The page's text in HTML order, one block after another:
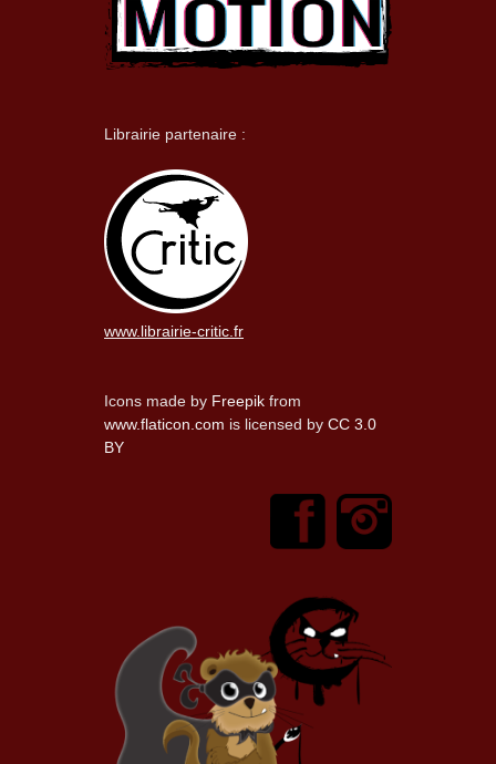
Librairie partenaire :
www.librairie-critic.fr
Icons made by Freepik from
www.flaticon.com is licensed by CC 3.0
BY